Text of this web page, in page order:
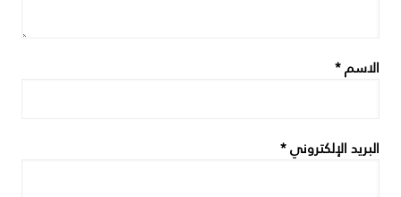
الاسم*
البريد الإلكتروني*